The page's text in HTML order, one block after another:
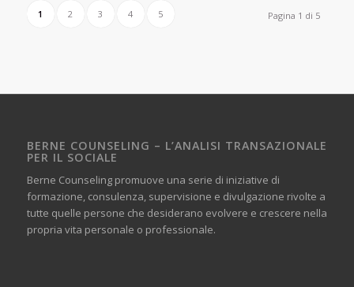
Pagina 1 di 5
1 2 3 4 5
BERNE COUNSELING – L’ANALISI TRANSAZIONALE
PER IL SOCIALE
Berne Counseling promuove una serie di iniziative di
formazione, consulenza, supervisione e divulgazione rivolte a
tutte quelle persone che desiderano evolvere e crescere nella
propria vita personale o professionale.